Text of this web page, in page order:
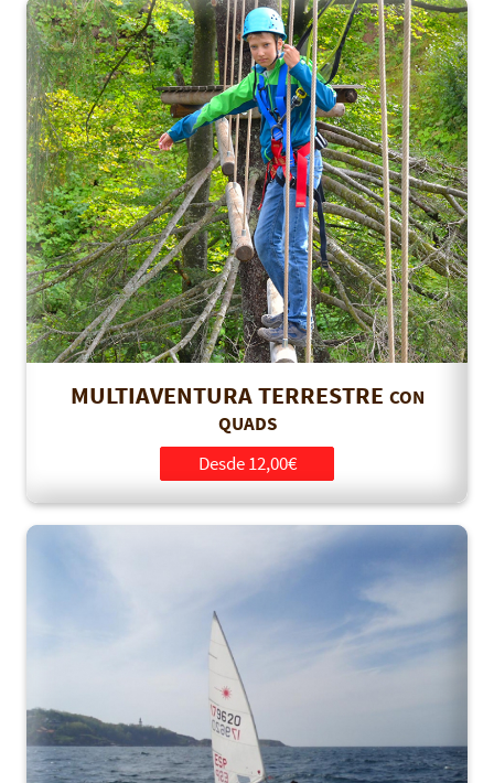
MULTIAVENTURA TERRESTRE CON
QUADS
Desde 12,00€